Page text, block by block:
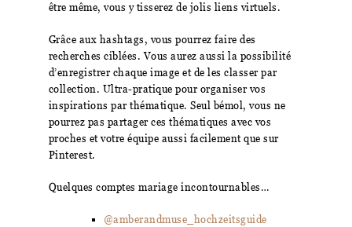
être même, vous y tisserez de jolis liens virtuels.
Grâce aux hashtags, vous pourrez faire des
recherches ciblées. Vous aurez aussi la possibilité
d’enregistrer chaque image et de les classer par
collection. Ultra-pratique pour organiser vos
inspirations par thématique. Seul bémol, vous ne
pourrez pas partager ces thématiques avec vos
proches et votre équipe aussi facilement que sur
Pinterest.
Quelques comptes mariage incontournables…
@amberandmuse_hochzeitsguide